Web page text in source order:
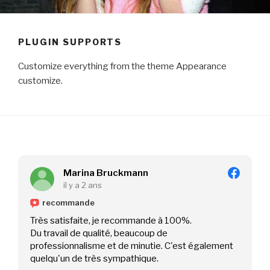
PLUGIN SUPPORTS
Customize everything from the theme Appearance
customize.
Marina Bruckmann
il y a 2 ans
recommande
Très satisfaite, je recommande à 100%.
Du travail de qualité, beaucoup de
professionnalisme et de minutie. C'est également
quelqu'un de très sympathique.